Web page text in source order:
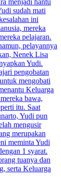
sudah mati
ini
mereka
pelajaran.
pelayannya
Nenek Lisa
Yudi.
pengobatan
mengobati
Keluarga
bawa,
itu. Saat
Yudi pun
mengusir
merupakan
meminta Yudi
1 syarat.
tuanya dan
serta Keluarga